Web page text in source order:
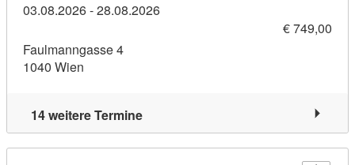
03.08.2026 - 28.08.2026
€ 749,00
Faulmanngasse 4
1040 Wien
14 weitere Termine